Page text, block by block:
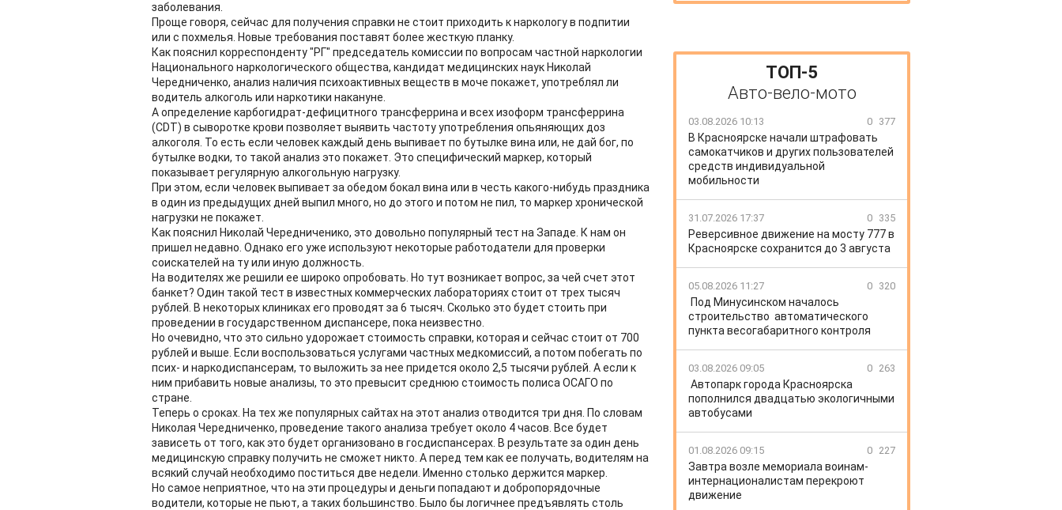
заболевания.
Проще говоря, сейчас для получения справки не стоит приходить к наркологу в подпитии
или с похмелья. Новые требования поставят более жесткую планку.
Как пояснил корреспонденту "РГ" председатель комиссии по вопросам частной наркологии
Национального наркологического общества, кандидат медицинских наук Николай
Чередниченко, анализ наличия психоактивных веществ в моче покажет, употреблял ли
водитель алкоголь или наркотики накануне.
А определение карбогидрат-дефицитного трансферрина и всех изоформ трансферрина
(CDT) в сыворотке крови позволяет выявить частоту употребления опьяняющих доз
алкоголя. То есть если человек каждый день выпивает по бутылке вина или, не дай бог, по
бутылке водки, то такой анализ это покажет. Это специфический маркер, который
показывает регулярную алкогольную нагрузку.
При этом, если человек выпивает за обедом бокал вина или в честь какого-нибудь праздника
в один из предыдущих дней выпил много, но до этого и потом не пил, то маркер хронической
нагрузки не покажет.
Как пояснил Николай Чередниченико, это довольно популярный тест на Западе. К нам он
пришел недавно. Однако его уже используют некоторые работодатели для проверки
соискателей на ту или иную должность.
На водителях же решили ее широко опробовать. Но тут возникает вопрос, за чей счет этот
банкет? Один такой тест в известных коммерческих лабораториях стоит от трех тысяч
рублей. В некоторых клиниках его проводят за 6 тысяч. Сколько это будет стоить при
проведении в государственном диспансере, пока неизвестно.
Но очевидно, что это сильно удорожает стоимость справки, которая и сейчас стоит от 700
рублей и выше. Если воспользоваться услугами частных медкомиссий, а потом побегать по
псих- и наркодиспансерам, то выложить за нее придется около 2,5 тысячи рублей. А если к
ним прибавить новые анализы, то это превысит среднюю стоимость полиса ОСАГО по
стране.
Теперь о сроках. На тех же популярных сайтах на этот анализ отводится три дня. По словам
Николая Чередниченко, проведение такого анализа требует около 4 часов. Все будет
зависеть от того, как это будет организовано в госдиспансерах. В результате за один день
медицинскую справку получить не сможет никто. А перед тем как ее получать, водителям на
всякий случай необходимо поститься две недели. Именно столько держится маркер.
Но самое неприятное, что на эти процедуры и деньги попадают и добропорядочные
водители, которые не пьют, а таких большинство. Было бы логичнее предъявлять столь
ТОП-5
Авто-вело-мото
03.08.2026 10:13 0 377
В Красноярске начали штрафовать
самокатчиков и других пользователей
средств индивидуальной
мобильности
31.07.2026 17:37 0 335
Реверсивное движение на мосту 777 в
Красноярске сохранится до 3 августа
05.08.2026 11:27 0 320
Под Минусинском началось
строительство автоматического
пункта весогабаритного контроля
03.08.2026 09:05 0 263
Автопарк города Красноярска
пополнился двадцатью экологичными
автобусами
01.08.2026 09:15 0 227
Завтра возле мемориала воинам-
интернационалистам перекроют
движение